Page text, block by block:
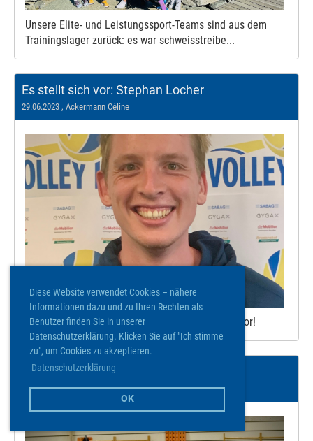
Diese Website verwendet Cookies – nähere
Informationen dazu und zu Ihren Rechten als
Benutzer finden Sie in unserer
Datenschutzerklärung. Klicken Sie auf "Ich stimme
zu", um Cookies zu akzeptieren.
Datenschutzerklärung
OK
Unsere Elite- und Leistungssport-Teams sind aus dem
Trainingslager zurück: es war schweisstreibe...
Es stellt sich vor: Stephan Locher
29.06.2023 , Ackermann Céline
Stephan ist Trainer des L1 - heute stellt er sich vor!
Rückblick Team L1
28.03.2023, Lischke Nina